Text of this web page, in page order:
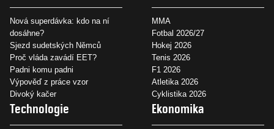
Nová superdávka: kdo na ní
dosáhne?
Sjezd sudetských Němců
Proč vláda zavádí EET?
Padni komu padni
Výpověď z práce vzor
Divoký kačer
MMA
Fotbal 2026/27
Hokej 2026
Tenis 2026
F1 2026
Atletika 2026
Cyklistika 2026
Technologie Ekonomika